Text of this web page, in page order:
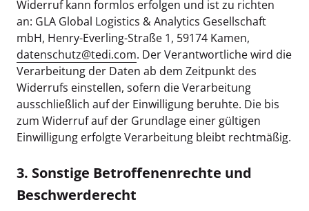
Widerruf kann formlos erfolgen und ist zu richten
an: GLA Global Logistics & Analytics Gesellschaft
mbH, Henry-Everling-Straße 1, 59174 Kamen,
datenschutz@tedi.com. Der Verantwortliche wird die
Verarbeitung der Daten ab dem Zeitpunkt des
Widerrufs einstellen, sofern die Verarbeitung
ausschließlich auf der Einwilligung beruhte. Die bis
zum Widerruf auf der Grundlage einer gültigen
Einwilligung erfolgte Verarbeitung bleibt rechtmäßig.
3. Sonstige Betroffenenrechte und
Beschwerderecht